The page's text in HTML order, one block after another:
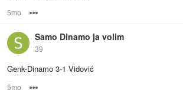
5mo
Samo Dinamo ja volim
39
Genk-Dinamo 3-1 Vidović
5mo